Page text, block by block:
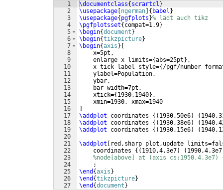
1
2
3
4
5
6
7
8
9
10
11
12
13
14
15
16
17
18
19
20
21
22
23
24
25
26
27
\documentclass{ scrartcl }
\usepackage ngerman { babel }
\usepackage{ pgfplots }% lädt auch tikz
\pgfplotsset{ compat=1.9}
\begin{document }
\begin{tikzpicture}
\begin{axis }
    x=5pt,
    enlarge x limits=
{abs=25pt } ,
    x tick label style=
{ /pgf/number
    ylabel=Population,
    ybar,
    bar width=7pt,
    xtick=
{ 1930,1940} ,
    xmin=1930, xmax=1940
\addplot coordinates {( 1930,50e6) (
\addplot coordinates {( 1930,38e6) (
\addplot coordinates {( 1930,15e6) (
\addplot
red,sharp plot,update
    coordinates
{( 1910,4.3e7) ( 1990,4.3e7
%node[above] at (axis cs:1950,4.3e7)
    ;
\end {axis }
\end {tikzpicture}
\end {document }